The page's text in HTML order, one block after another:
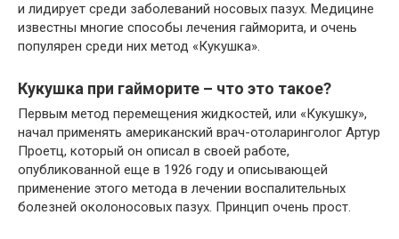
и лидирует среди заболеваний носовых пазух. Медицине
известны многие способы лечения гайморита, и очень
популярен среди них метод «Кукушка».
Кукушка при гайморите – что это такое?
Первым метод перемещения жидкостей, или «Кукушку»,
начал применять американский врач-отоларинголог Артур
Проетц, который он описал в своей работе,
опубликованной еще в 1926 году и описывающей
применение этого метода в лечении воспалительных
болезней околоносовых пазух. Принцип очень прост.